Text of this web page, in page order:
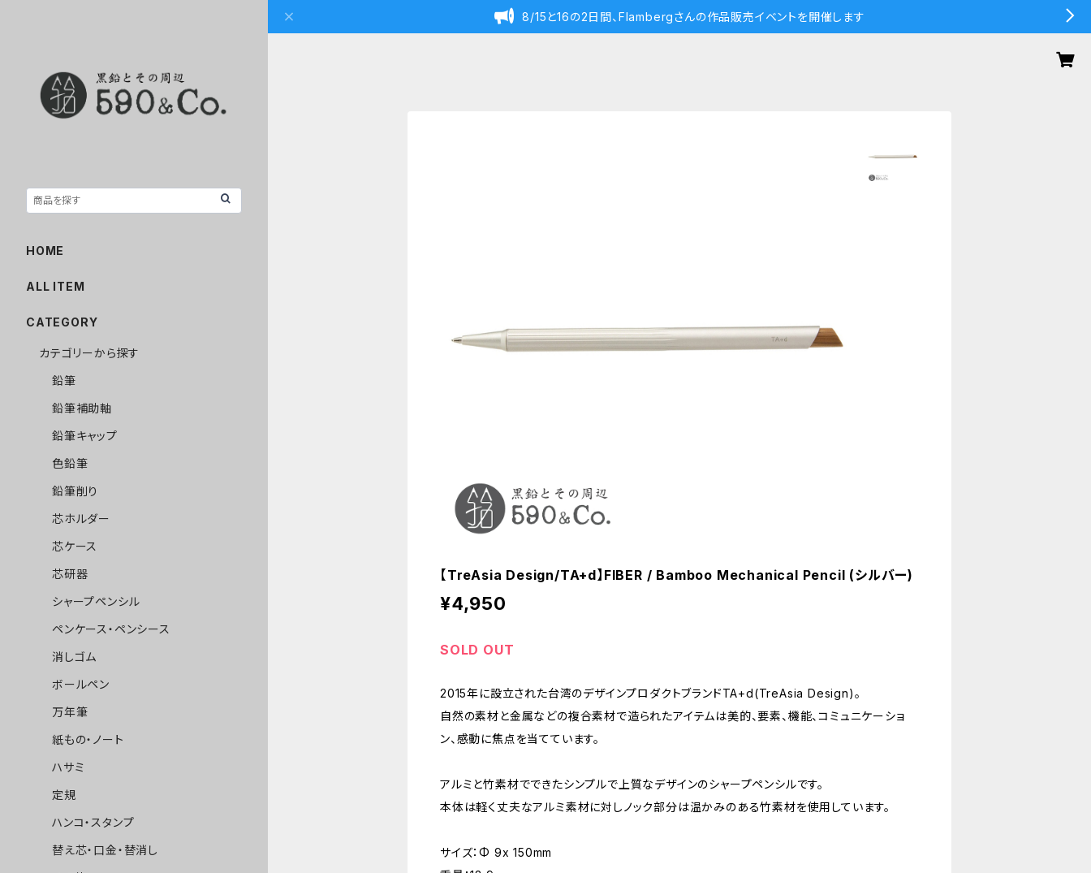
8/15と16の2日間、Flambergさんの作品販売イベントを開催します
【TreAsia Design/TA+d】FIBER / Bamboo Mechanical Pencil (シルバー)
¥4,950
SOLD OUT
2015年に設立された台湾のデザインプロダクトブランドTA+d(TreAsia Design)。
自然の素材と金属などの複合素材で造られたアイテムは美的、要素、機能、コミュニケーショ
ン、感動に焦点を当てています。
アルミと竹素材でできたシンプルで上質なデザインのシャープペンシルです。
本体は軽く丈夫なアルミ素材に対しノック部分は温かみのある竹素材を使用しています。
サイズ：Φ 9x 150mm
HOME
ALL ITEM
CATEGORY
カテゴリーから探す
鉛筆
鉛筆補助軸
鉛筆キャップ
色鉛筆
鉛筆削り
芯ホルダー
芯ケース
芯研器
シャープペンシル
ペンケース・ペンシース
消しゴム
ボールペン
万年筆
紙もの・ノート
ハサミ
定規
ハンコ・スタンプ
替え芯・口金・替消し